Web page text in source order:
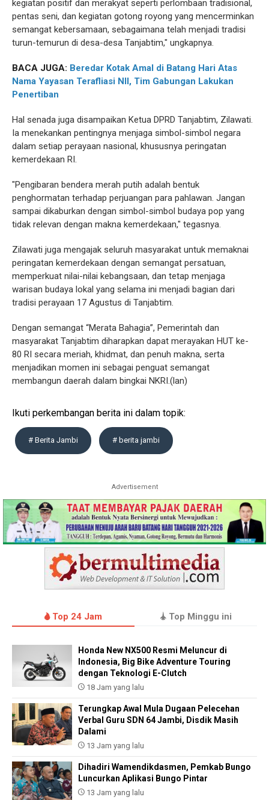
kegiatan positif dan merakyat seperti perlombaan tradisional,
pentas seni, dan kegiatan gotong royong yang mencerminkan
semangat kebersamaan, sebagaimana telah menjadi tradisi
turun-temurun di desa-desa Tanjabtim," ungkapnya.
BACA JUGA: Beredar Kotak Amal di Batang Hari Atas
Nama Yayasan Terafliasi NII, Tim Gabungan Lakukan
Penertiban
Hal senada juga disampaikan Ketua DPRD Tanjabtim, Zilawati.
Ia menekankan pentingnya menjaga simbol-simbol negara
dalam setiap perayaan nasional, khususnya peringatan
kemerdekaan RI.
"Pengibaran bendera merah putih adalah bentuk
penghormatan terhadap perjuangan para pahlawan. Jangan
sampai dikaburkan dengan simbol-simbol budaya pop yang
tidak relevan dengan makna kemerdekaan," tegasnya.
Zilawati juga mengajak seluruh masyarakat untuk memaknai
peringatan kemerdekaan dengan semangat persatuan,
memperkuat nilai-nilai kebangsaan, dan tetap menjaga
warisan budaya lokal yang selama ini menjadi bagian dari
tradisi perayaan 17 Agustus di Tanjabtim.
Dengan semangat “Merata Bahagia”, Pemerintah dan
masyarakat Tanjabtim diharapkan dapat merayakan HUT ke-
80 RI secara meriah, khidmat, dan penuh makna, serta
menjadikan momen ini sebagai penguat semangat
membangun daerah dalam bingkai NKRI.(lan)
Ikuti perkembangan berita ini dalam topik:
# Berita Jambi # berita jambi
Advertisement
Top 24 Jam Top Minggu ini
Honda New NX500 Resmi Meluncur di
Indonesia, Big Bike Adventure Touring
dengan Teknologi E-Clutch
18 Jam yang lalu
Terungkap Awal Mula Dugaan Pelecehan
Verbal Guru SDN 64 Jambi, Disdik Masih
Dalami
13 Jam yang lalu
Dihadiri Wamendikdasmen, Pemkab Bungo
Luncurkan Aplikasi Bungo Pintar
13 Jam yang lalu